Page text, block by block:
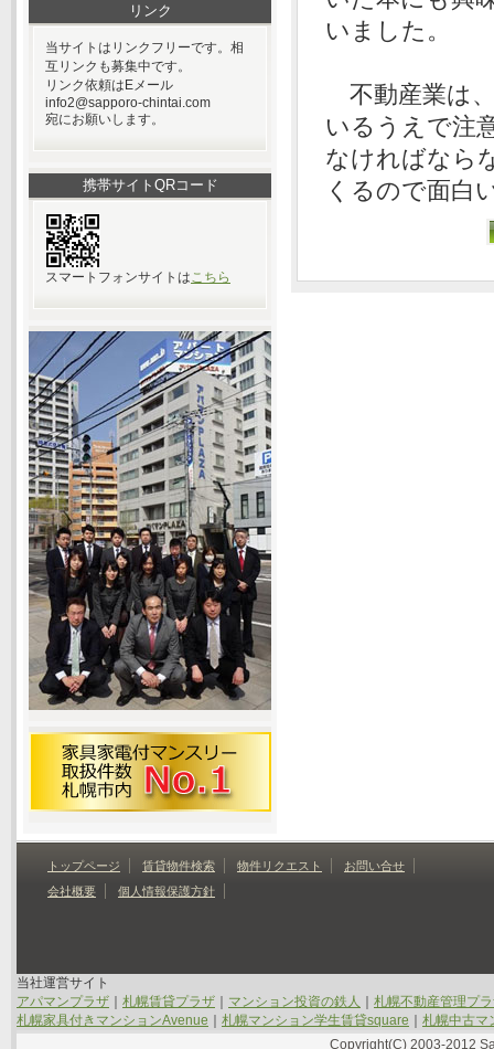
いました。
不動産業は
いるうえで注
なければなら
くるので面白
リンク
当サイトはリンクフリーです。相
互リンクも募集中です。
リンク依頼はEメール
info2@sapporo-chintai.com
宛にお願いします。
携帯サイトQRコード
スマートフォンサイトはこちら
トップページ 賃貸物件検索 物件リクエスト
お問い合せ
会社概要
個人情報保護方針
当社運営サイト
アパマンプラザ
札幌賃貸プラザ マンション投資の鉄人
札幌不動産管理プ
札幌家具付きマンションAvenue
札幌マンション学生賃貸square
札幌中古マ
Copyright(C) 2003-2012